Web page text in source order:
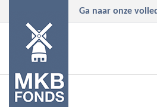
Ga naar onze